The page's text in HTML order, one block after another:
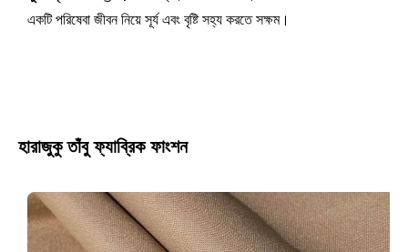
একটি পরিষেবা জীবন নিয়ে সূর্য এবং বৃষ্টি সহ্য করতে সক্ষম।
হারাজুকু তাঁবু ফ্যাব্রিক ফাংশন